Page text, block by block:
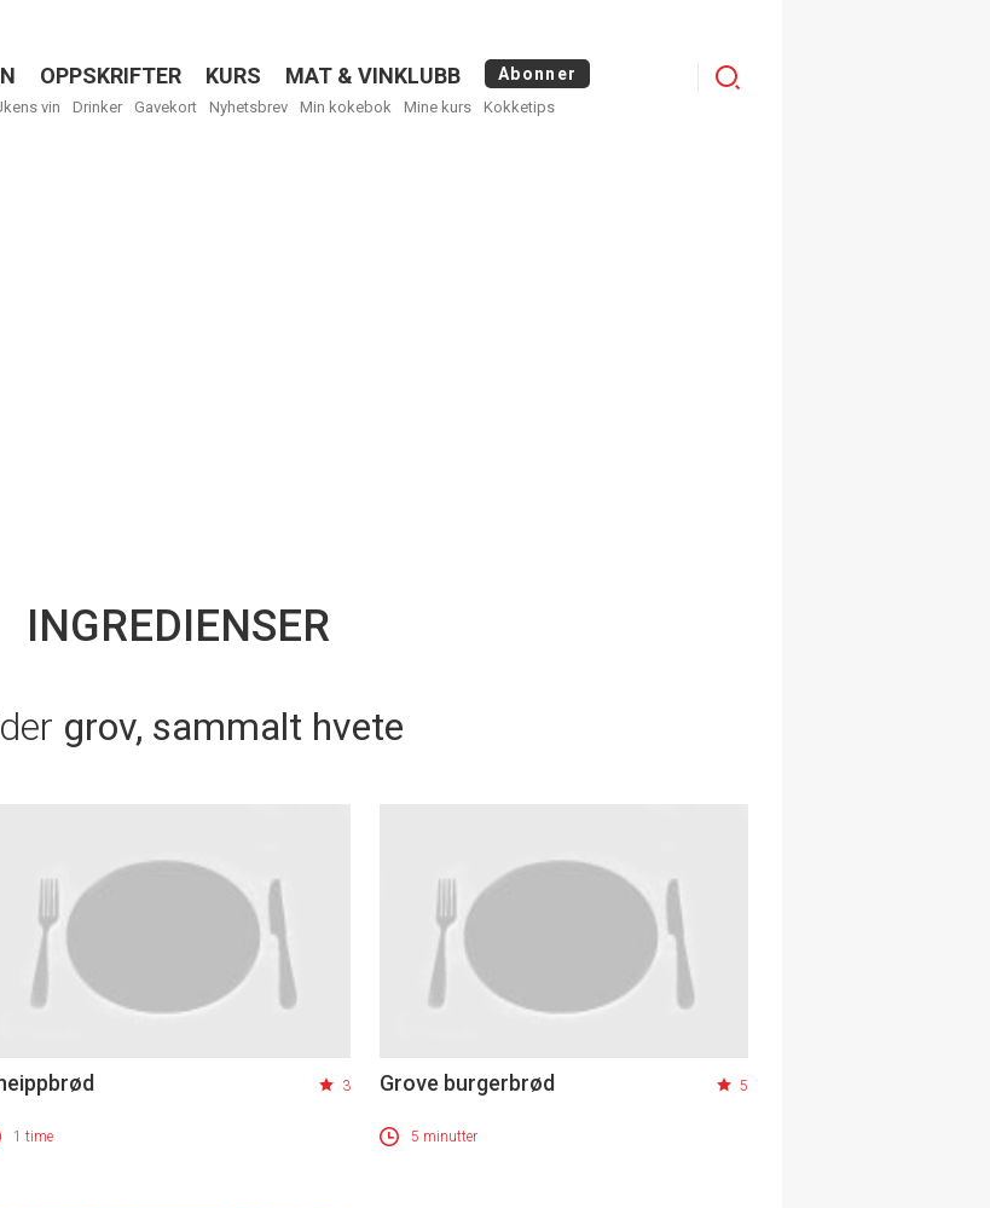
OPPSKRIFTER KURS MAT & VINKLUBB Abonner
vin Drinker Gavekort Nyhetsbrev Min kokebok Mine kurs Kokketips
Logg
INGREDIENSER
grov, sammalt hvete
3
1 time
Grove burgerbrød 5
5 minutter